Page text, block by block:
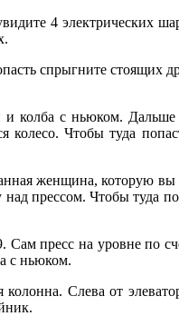
4 электрических
спрыгните стоящих
колба с ньюком.
колесо. Чтобы туда
женщина, которую
прессом. Чтобы туда
пресс на уровне по
с ньюком.
Слева от